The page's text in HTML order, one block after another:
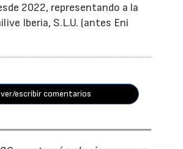
2022, representando a la
Iberia, S.L.U. (antes Eni
ver/escribir comentarios